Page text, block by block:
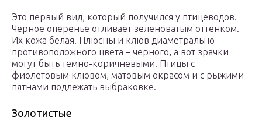
Это первый вид, который получился у птицеводов.
Черное оперенье отливает зеленоватым оттенком.
Их кожа белая. Плюсны и клюв диаметрально
противоположного цвета – черного, а вот зрачки
могут быть темно-коричневыми. Птицы с
фиолетовым клювом, матовым окрасом и с рыжими
пятнами подлежать выбраковке.
Золотистые